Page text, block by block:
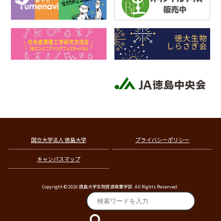
国立大学法人 徳島大学 プライバシーポリシー
キャンパスマップ
Copyright © 2026 徳島大学生物資源産業学部. All Rights Reserved.